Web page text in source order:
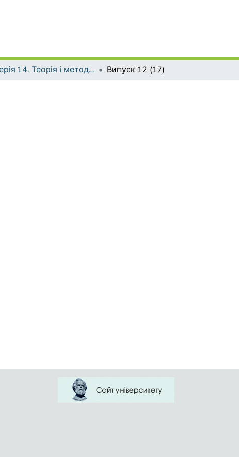
Серія 14. Теорія і методика мистецької освіти Випуск 12 (17)